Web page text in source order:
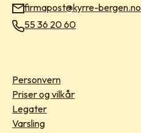
E-post:
firmapost@kyrre-bergen.no
Telefon:
55 36 20 60
Personvern
Priser og vilkår
Legater
Varsling